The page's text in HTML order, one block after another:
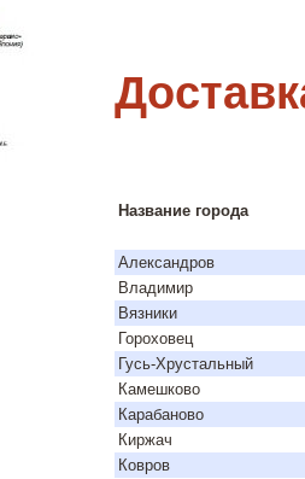
Название города
Александров
Владимир
Вязники
Гороховец
Гусь-Хрустальный
Камешково
Карабаново
Киржач
Ковров